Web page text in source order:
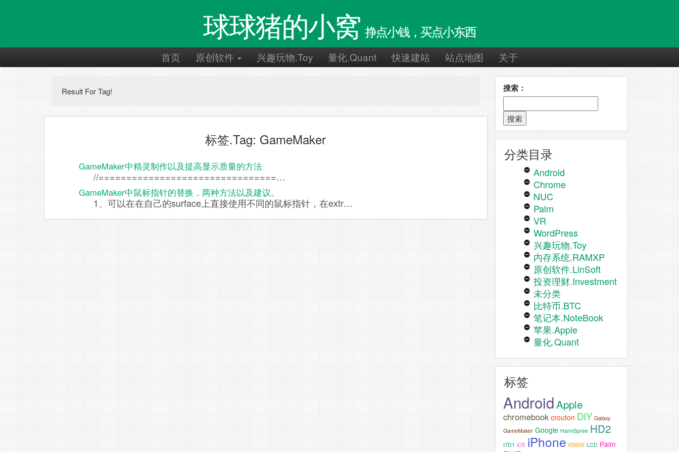
球球猪的小窝 挣点小钱，买点小东西
首页 原创软件 兴趣玩物.Toy 量化.Quant 快速建站 站点地图 关于
Result For Tag!
标签.Tag: GameMaker
GameMaker中精灵制作以及提高显示质量的方法
//================================…
GameMaker中鼠标指针的替换，两种方法以及建议。
1、可以在在自己的surface上直接使用不同的鼠标指针，在extr…
搜索：
分类目录
Android
Chrome
NUC
Palm
VR
WordPress
兴趣玩物.Toy
内存系统.RAMXP
原创软件.LinSoft
投资理财.Investment
未分类
比特币.BTC
笔记本.NoteBook
苹果.Apple
量化.Quant
标签
AndroidApple
chromebook crouton DIY Galaxy
GameMaker Google HannSpree HD2
I7D1 iOS iPhone K580S LCD Palm